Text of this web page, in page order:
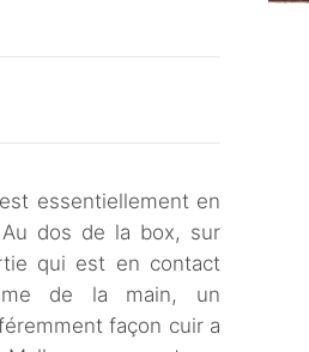
essentiellement en
dos de la box, sur
qui est en contact
de la main, un
façon cuir a